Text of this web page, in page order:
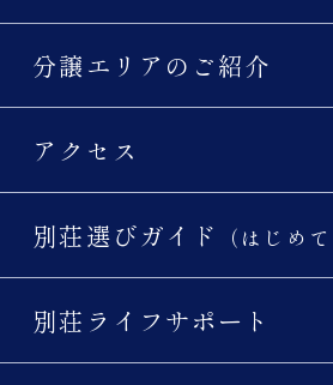
分譲エリアのご紹介
アクセス
別荘選びガイド （はじめ
別荘ライフサポート